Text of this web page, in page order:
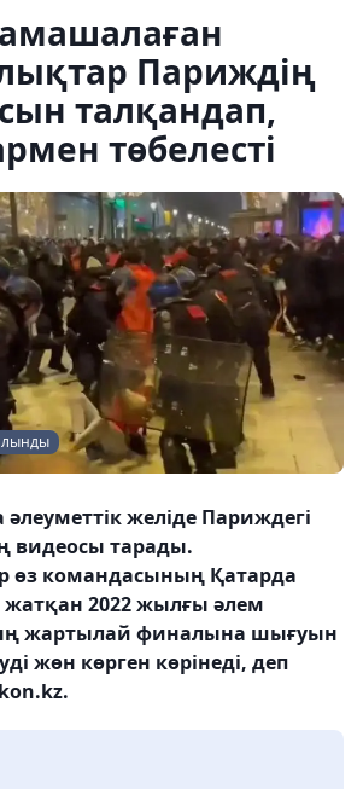
Париждің
талқандап,
төбелесті
желіде Париждегі
видеосы тарады.
өз командасының Қатарда
жатқан 2022 жылғы әлем
жартылай финалына шығуын
жөн көрген көрінеді, деп